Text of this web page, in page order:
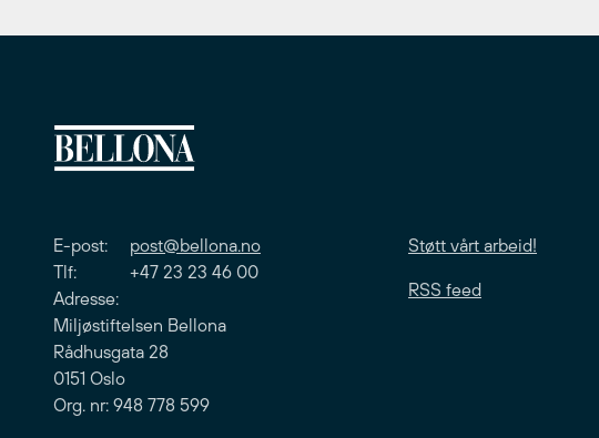
E-post: post@bellona.no
Tlf: +47 23 23 46 00
Adresse:
Miljøstiftelsen Bellona
Rådhusgata 28
0151 Oslo
Org. nr: 948 778 599
Støtt vårt arbeid!
RSS feed